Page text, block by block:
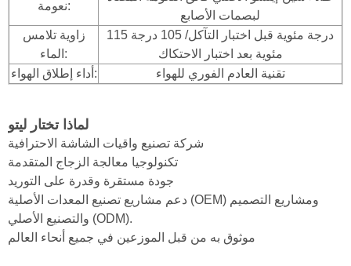
نعومة:
لبصمات الأصابع
زاوية تلامس
الماء:
115 درجة مئوية قبل اختبار التآكل/
105 درجة
مئوية بعد اختبار الاحتكاك
أداء إطلاق الهواء:
تقنية العادم الفوري للهواء
لماذا تختار ليتو
شركة تصنيع واقيات الشاشة الاحترافية
تكنولوجيا معالجة الزجاج المتقدمة
جودة مستقرة وقدرة على التوريد
دعم مشاريع تصنيع المعدات الأصلية (OEM) ومشاريع التصميم
والتصنيع الأصلي (ODM).
موثوق به من قبل الموزعين في جميع أنحاء العالم